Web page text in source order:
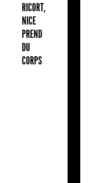
RICORT,
NICE
PREND
DU
CORPS